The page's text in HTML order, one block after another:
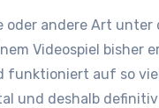
andere Art
Videospiel bisher
auf so
und deshalb